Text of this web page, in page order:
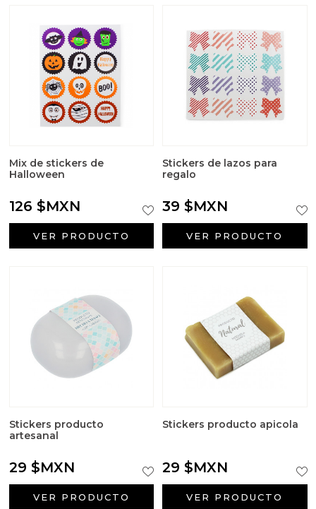
Mix de stickers de
Halloween
126 $MXN
VER PRODUCTO
Stickers de lazos para
regalo
39 $MXN
VER PRODUCTO
Stickers producto
artesanal
29 $MXN
VER PRODUCTO
Stickers producto apicola
29 $MXN
VER PRODUCTO